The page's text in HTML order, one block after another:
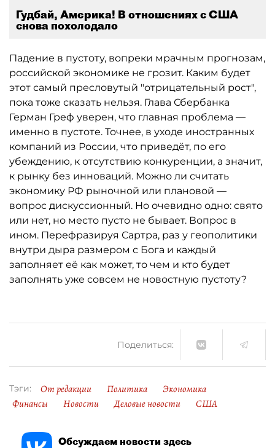
Гудбай, Америка! В отношениях с США
снова похолодало
Падение в пустоту, вопреки мрачным прогнозам,
российской экономике не грозит. Каким будет
этот самый пресловутый "отрицательный рост",
пока тоже сказать нельзя. Глава Сбербанка
Герман Греф уверен, что главная проблема —
именно в пустоте. Точнее, в уходе иностранных
компаний из России, что приведёт, по его
убеждению, к отсутствию конкуренции, а значит,
к рынку без инноваций. Можно ли считать
экономику РФ рыночной или плановой —
вопрос дискуссионный. Но очевидно одно: свято
или нет, но место пусто не бывает. Вопрос в
ином. Перефразируя Сартра, раз у геополитики
внутри дыра размером с Бога и каждый
заполняет её как может, то чем и кто будет
заполнять уже совсем не новостную пустоту?
Поделиться:
Тэги: От редакции Политика
Экономика
Финансы
Новости Деловые новости США
Обсуждаем новости здесь